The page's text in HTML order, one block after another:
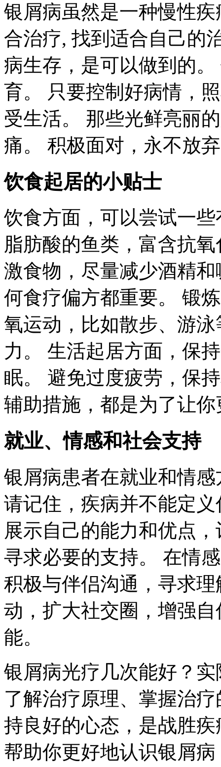
银屑病虽然是一种慢性
合治疗, 找到适合自己的
病生存，是可以做到的
育。 只要控制好病情，
受生活。 那些光鲜亮丽
痛。 积极面对，永不放
饮食起居的小贴士
饮食方面，可以尝试一些
脂肪酸的鱼类，富含抗
激食物，尽量减少酒精
何食疗偏方都重要。 锻
氧运动，比如散步、游
力。 生活起居方面，保
眠。 避免过度疲劳，保
辅助措施，都是为了让
就业、情感和社会支持
银屑病患者在就业和情
请记住，疾病并不能定
展示自己的能力和优点
寻求必要的支持。 在情
积极与伴侣沟通，寻求
动，扩大社交圈，增强
能。
银屑病光疗几次能好？
了解治疗原理、掌握治
持良好的心态，是战胜
帮助你更好地认识银屑